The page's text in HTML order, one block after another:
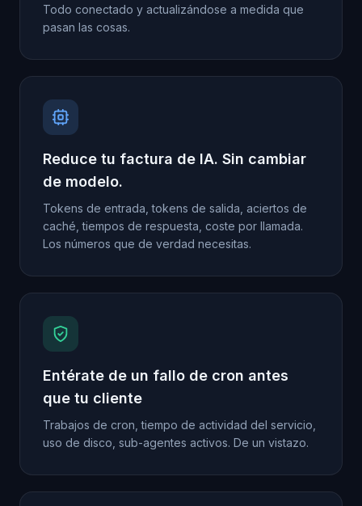
Todo conectado y actualizándose a medida que
pasan las cosas.
Reduce tu factura de IA. Sin cambiar
de modelo.
Tokens de entrada, tokens de salida, aciertos de
caché, tiempos de respuesta, coste por llamada.
Los números que de verdad necesitas.
Entérate de un fallo de cron antes
que tu cliente
Trabajos de cron, tiempo de actividad del servicio,
uso de disco, sub-agentes activos. De un vistazo.